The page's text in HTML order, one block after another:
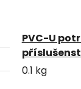
PVC-U
0.1 kg